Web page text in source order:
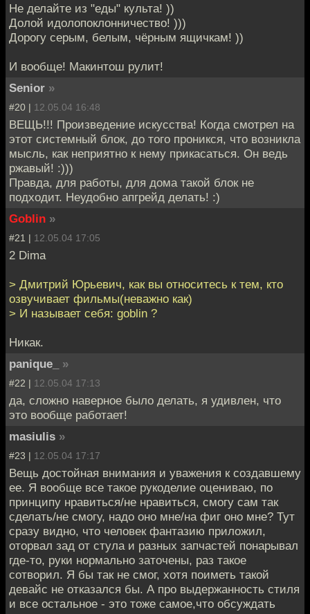
Не делайте из "еды" культа! ))
Долой идолопоклонничество! )))
Дорогу серым, белым, чёрным ящичкам! ))
И вообще! Макинтош рулит!
Senior »
#20 | 12.05.04 16:48
ВЕЩЬ!!! Произведение искусства! Когда смотрел на
этот системный блок, до того проникся, что возникла
мысль, как неприятно к нему прикасаться. Он ведь
ржавый! :)))
Правда, для работы, для дома такой блок не
подходит. Неудобно апгрейд делать! :)
Goblin »
#21 | 12.05.04 17:05
2 Dima
> Дмитрий Юрьевич, как вы относитесь к тем, кто
озвучивает фильмы(неважно как)
> И называет себя: goblin ?
Никак.
panique_
»
#22 | 12.05.04 17:13
да, сложно наверное было делать, я удивлен, что
это вообще работает!
masiulis »
#23 | 12.05.04 17:17
Вещь достойная внимания и уважения к создавшему
ее. Я вообще все такое рукоделие оцениваю, по
принципу нравиться/не нравиться, смогу сам так
сделать/не смогу, надо оно мне/на фиг оно мне? Тут
сразу видно, что человек фантазию приложил,
оторвал зад от стула и разных запчастей понарывал
где-то, руки нормально заточены, раз такое
сотворил. Я бы так не смог, хотя поиметь такой
девайс не отказался бы. А про выдержанность стиля
и все остальное - это тоже самое,что обсуждать